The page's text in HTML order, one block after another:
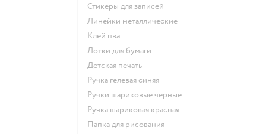
Стикеры для записей
Линейки металлические
Клей пва
Лотки для бумаги
Детская печать
Ручка гелевая синяя
Ручки шариковые черные
Ручка шариковая красная
Папка для рисования